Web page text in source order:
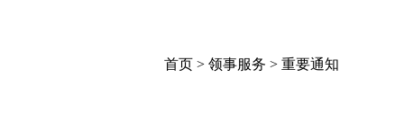
首页> 领事服务 > 重要通知